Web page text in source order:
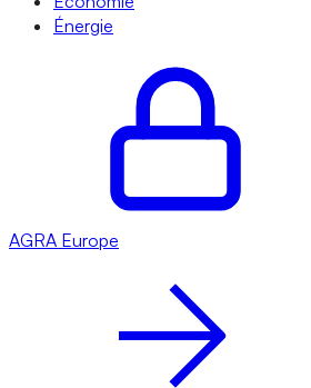
Énergie
AGRA Europe